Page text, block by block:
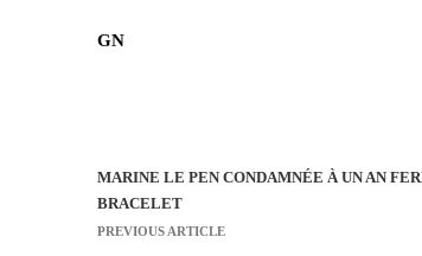
GN
N
a
MARINE LE PEN CONDAMNÉE À UN AN
BRACELET
PREVIOUS ARTICLE